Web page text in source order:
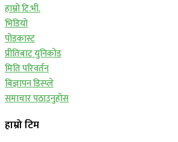
हाम्रो टि.भी.
भिडियो
पोडकास्ट
प्रीतिबाट युनिकोड
मिति परिवर्तन
बिज्ञापन डिस्प्ले
समाचार पठाउनुहोस
हाम्रो टिम